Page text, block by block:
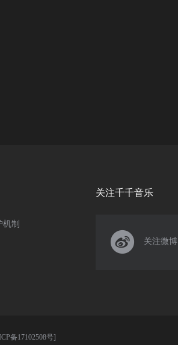
制
关注千千音乐
 关注微博
备17102508号]